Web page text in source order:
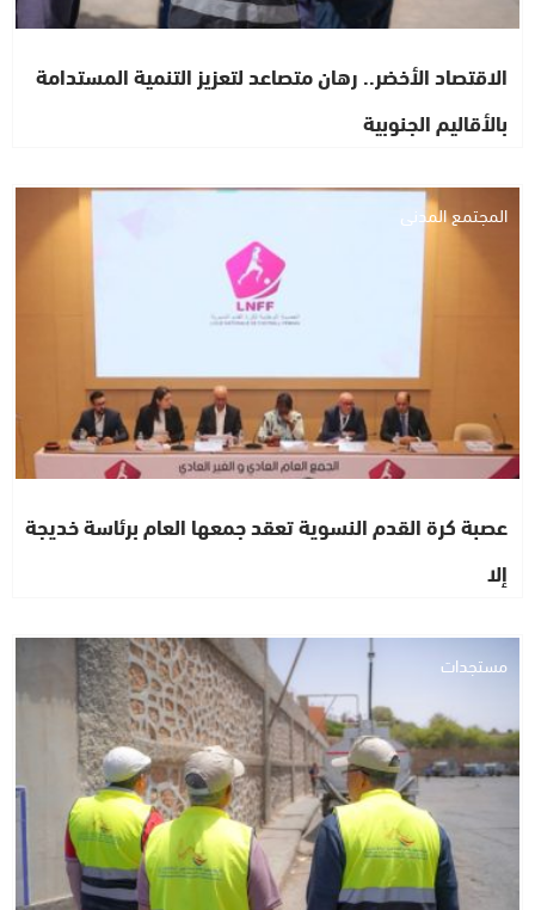
الاقتصاد الأخضر.. رهان متصاعد لتعزيز التنمية المستدامة
بالأقاليم الجنوبية
المجتمع المدني
عصبة كرة القدم النسوية تعقد جمعها العام برئاسة خديجة
إلا
مستجدات